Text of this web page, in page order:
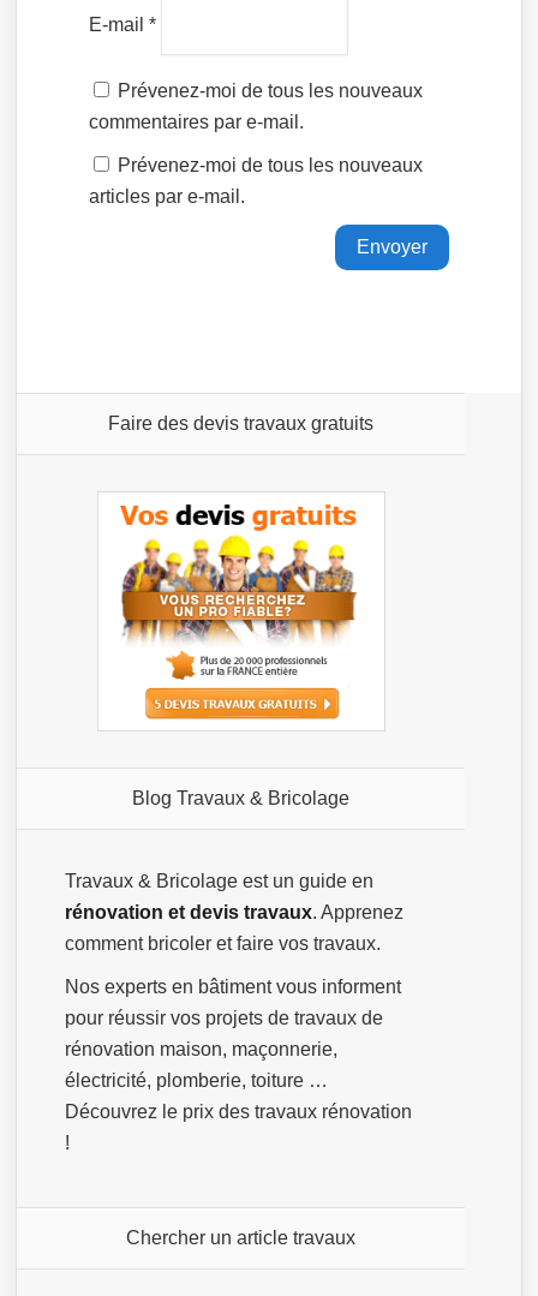
E-mail*
Prévenez-moi de tous les nouveaux
commentaires par e-mail.
Prévenez-moi de tous les nouveaux
articles par e-mail.
Faire des devis travaux gratuits
Blog Travaux & Bricolage
Travaux & Bricolage est un guide en
rénovation et devis travaux. Apprenez
comment bricoler et faire vos travaux.
Nos experts en bâtiment vous informent
pour réussir vos projets de travaux de
rénovation maison, maçonnerie,
électricité, plomberie, toiture …
Découvrez le prix des travaux rénovation
!
Chercher un article travaux